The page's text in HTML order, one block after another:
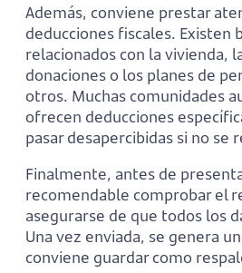
Además, conviene prestar
deducciones fiscales. Existen
relacionados con la vivienda,
donaciones o los planes de
otros. Muchas comunidades
ofrecen deducciones
pasar desapercibidas si no se
Finalmente, antes de
recomendable comprobar el
asegurarse de que todos los
Una vez enviada, se genera
conviene guardar como